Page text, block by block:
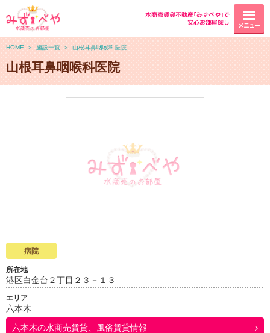
水商売賃貸不動産｢みずべや｣で
安心お部屋探し
メニュー
HOME ＞ 施設一覧 ＞ 山根耳鼻咽喉科医院
山根耳鼻咽喉科医院
病院
所在地
港区白金台２丁目２３－１３
エリア
六本木
六本木の水商売賃貸、風俗賃貸情報